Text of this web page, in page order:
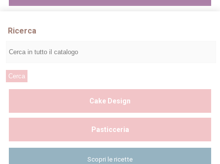
Ricerca
Cake Design
Pasticceria
Scopri le ricette